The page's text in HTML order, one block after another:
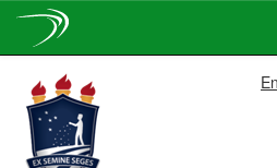
navigation